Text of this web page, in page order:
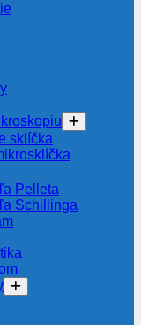
sklíčka
Pelleta
Schillinga